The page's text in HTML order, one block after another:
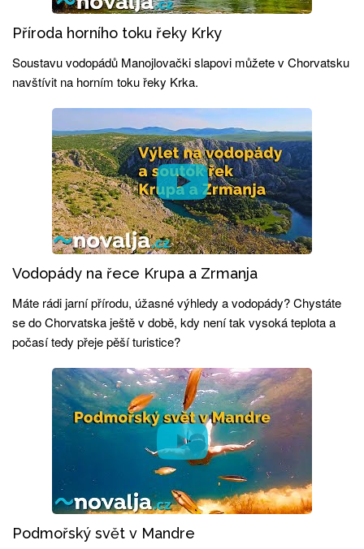
Příroda horního toku řeky Krky
Soustavu vodopádů Manojlovački slapovi můžete v Chorvatsku
navštívit na horním toku řeky Krka.
Vodopády na řece Krupa a Zrmanja
Máte rádi jarní přírodu, úžasné výhledy a vodopády? Chystáte
se do Chorvatska ještě v době, kdy není tak vysoká teplota a
počasí tedy přeje pěší turistice?
Podmořský svět v Mandre